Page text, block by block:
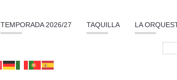
TEMPORADA 2026/27 TAQUILLA LA